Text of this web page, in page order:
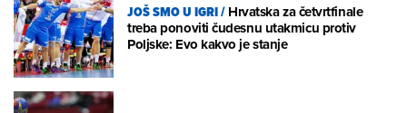
JOŠ SMO U IGRI/Hrvatska za četvrtfinale
treba ponoviti čudesnu utakmicu protiv
Poljske: Evo kakvo je stanje